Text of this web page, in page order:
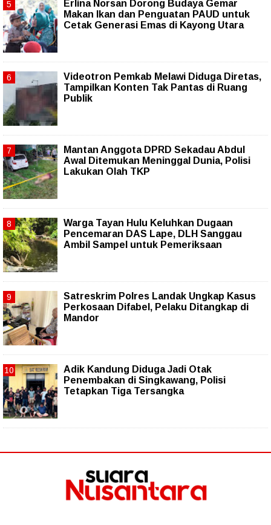
Erlina Norsan Dorong Budaya Gemar
Makan Ikan dan Penguatan PAUD untuk
Cetak Generasi Emas di Kayong Utara
Videotron Pemkab Melawi Diduga Diretas,
Tampilkan Konten Tak Pantas di Ruang
Publik
Mantan Anggota DPRD Sekadau Abdul
Awal Ditemukan Meninggal Dunia, Polisi
Lakukan Olah TKP
Warga Tayan Hulu Keluhkan Dugaan
Pencemaran DAS Lape, DLH Sanggau
Ambil Sampel untuk Pemeriksaan
Satreskrim Polres Landak Ungkap Kasus
Perkosaan Difabel, Pelaku Ditangkap di
Mandor
Adik Kandung Diduga Jadi Otak
Penembakan di Singkawang, Polisi
Tetapkan Tiga Tersangka